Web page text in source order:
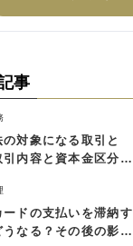
事
対象になる取引と
引内容と資本金区分に
ードの支払いを滞納す
うなる？その後の影響